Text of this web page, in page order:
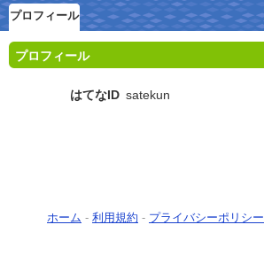
プロフィール
プロフィール
はてなID satekun
ホーム - 利用規約 - プライバシーポリシー